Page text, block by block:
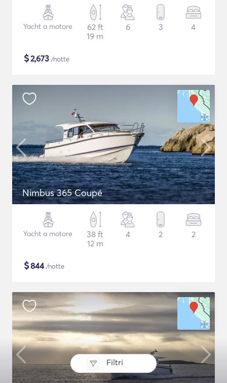
Filtri
Yacht a motore
62 ft
19 m
6 3 4
$2,673 /notte
Nimbus 365 Coupé
Yacht a motore
38 ft
12 m
4 2 2
$844/notte